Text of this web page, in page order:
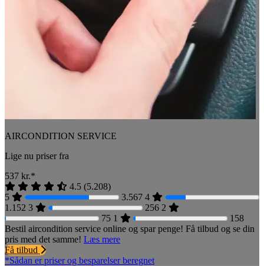
AIRCONDITION SERVICE
Lige nu priser fra
537 kr.*
4.5 (5.208)
5
3.567 4
1.152 3 256 2
75 1
158
Bestil aircondition service online og spar penge! Få tilbud og se din
pris med det samme! Læs mere
Få tilbud
*Sådan er priser og besparelser beregnet